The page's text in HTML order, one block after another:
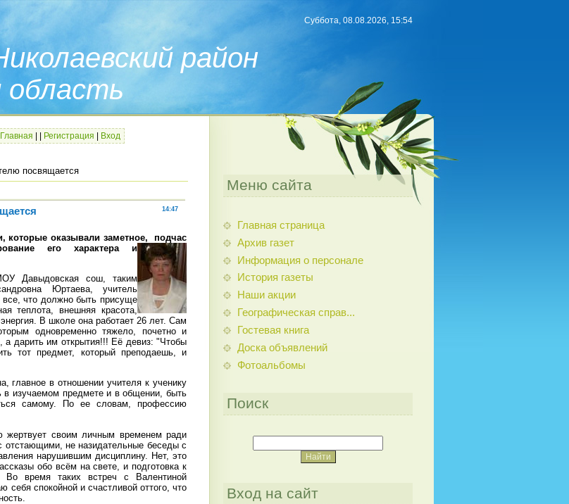
район
область
Суббота, 08.08.2026, 15:54
Главная Регистрация Вход
посвящается
14:47
которые оказывали заметное,
подчас
его характера и
Давыдовская сош, таким
Юртаева, учитель
что должно быть присуще
теплота, внешняя красота,
В школе она работает 26 лет. Сам
одновременно тяжело, почетно и
а дарить им открытия!!! Её девиз: "Чтобы
тот предмет, который преподаешь, и
главное в отношении учителя к ученику
в изучаемом предмете и в общении, быть
самому. По ее словам, профессию
жертвует своим личным временем ради
отстающими, не назидательные беседы с
нарушившим дисциплину. Нет, это
обо всём на свете, и подготовка к
Во время таких встреч с Валентиной
спокойной и счастливой оттого, что
Меню сайта
Главная страница
Архив газет
Информация о персонале
История газеты
Наши акции
Географическая справ...
Гостевая книга
Доска объявлений
Фотоальбомы
Поиск
Вход на сайт